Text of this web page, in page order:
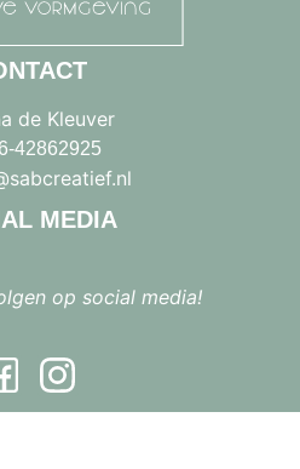
de Kleuver
42862925
MEDIA
op social media!